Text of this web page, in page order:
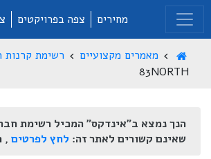
מחירים צפה בפרויקטים
מאמרים מקצועיים
רשימת קרנות
83NORTH
הנך נמצא ב"אינדקס" המכיל רשימת
שאינם קשורים לאתר זה: לחץ לפרטים ,